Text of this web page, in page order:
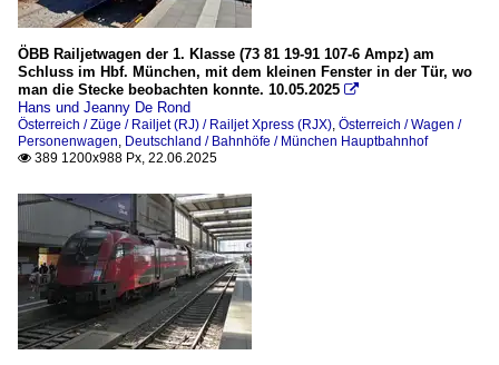
ÖBB Railjetwagen der 1. Klasse (73 81 19-91 107-6 Ampz) am
Schluss im Hbf. München, mit dem kleinen Fenster in der Tür, wo
man die Stecke beobachten konnte. 10.05.2025 
Hans und Jeanny De Rond
Österreich / Züge / Railjet (RJ) / Railjet Xpress (RJX), Österreich / Wagen /
Personenwagen, Deutschland / Bahnhöfe / München Hauptbahnhof
 389 1200x988 Px, 22.06.2025